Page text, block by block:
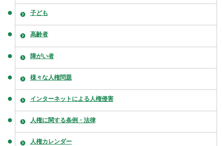
子ども
高齢者
障がい者
様々な人権問題
インターネットによる人権侵害
人権に関する条例・法律
人権カレンダー